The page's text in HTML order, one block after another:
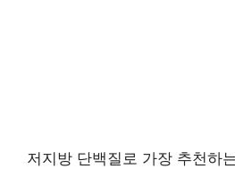
저지방 단백질로 가장 추천하